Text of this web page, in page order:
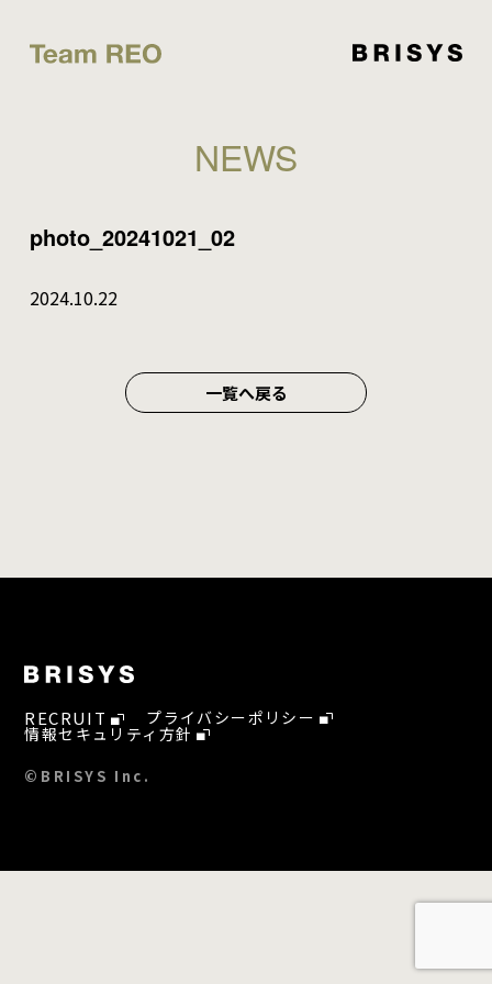
NEWS
photo_20241021_02
2024.10.22
一覧へ戻る
RECRUIT プライバシーポリシー
情報セキュリティ方針
©BRISYS Inc.